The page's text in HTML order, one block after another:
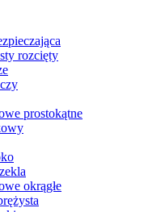
rozcięty
prostokątne
okrągłe